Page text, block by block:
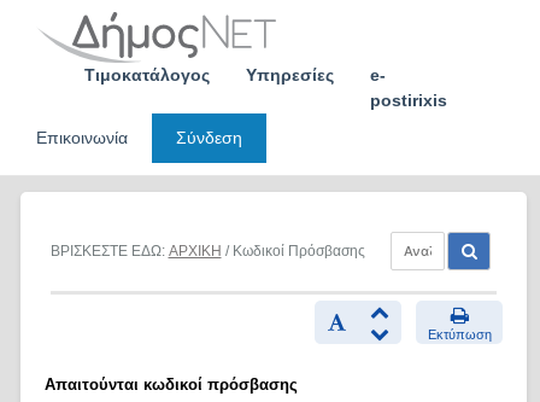
Τιμοκατάλογος Υπηρεσίες
e-
postirixis
Επικοινωνία
Σύνδεση
ΒΡΙΣΚΕΣΤΕ ΕΔΩ: ΑΡΧΙΚΗ / Κωδικοί Πρόσβασης
Εκτύπωση
Απαιτούνται κωδικοί πρόσβασης